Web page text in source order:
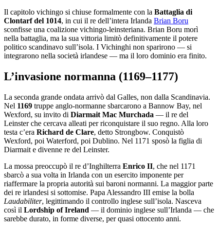
Il capitolo vichingo si chiuse formalmente con la Battaglia di
Clontarf del 1014, in cui il re dell’intera Irlanda Brian Boru
sconfisse una coalizione vichingo-leinsteriana. Brian Boru morì
nella battaglia, ma la sua vittoria limitò definitivamente il potere
politico scandinavo sull’isola. I Vichinghi non sparirono — si
integrarono nella società irlandese — ma il loro dominio era finito.
L’invasione normanna (1169–1177)
La seconda grande ondata arrivò dal Galles, non dalla Scandinavia.
Nel 1169 truppe anglo-normanne sbarcarono a Bannow Bay, nel
Wexford, su invito di Diarmait Mac Murchada — il re del
Leinster che cercava alleati per riconquistare il suo regno. Alla loro
testa c’era Richard de Clare, detto Strongbow. Conquistò
Wexford, poi Waterford, poi Dublino. Nel 1171 sposò la figlia di
Diarmait e divenne re del Leinster.
La mossa preoccupò il re d’Inghilterra Enrico II, che nel 1171
sbarcò a sua volta in Irlanda con un esercito imponente per
riaffermare la propria autorità sui baroni normanni. La maggior parte
dei re irlandesi si sottomise. Papa Alessandro III emise la bolla
Laudabiliter, legittimando il controllo inglese sull’isola. Nasceva
così il Lordship of Ireland — il dominio inglese sull’Irlanda — che
sarebbe durato, in forme diverse, per quasi ottocento anni.